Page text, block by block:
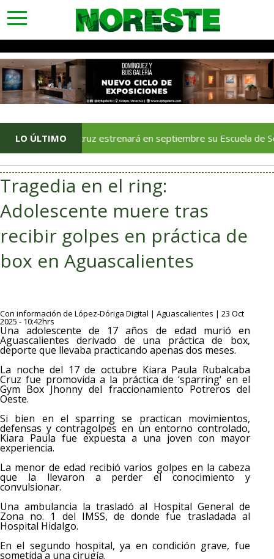
toggle
navigation
LO ÚLTIMO
Veracruz estrenará en septiembre su Escuela de Servicios
Tragedia en el ring:
Adolescente muere tras
recibir golpes en práctica de
box en Aguascalientes
Con información de López-Dóriga Digital | Aguascalientes | 23 Oct
2025 - 10:42hrs
Una adolescente de 17 años de edad murió en
Aguascalientes derivado de una práctica de box,
deporte que llevaba practicando apenas dos meses.
La noche del 17 de octubre Kiara Paula Rubalcaba
Cruz fue promovida a la práctica de ‘sparring‘ en el
Gym Box Jhonny del fraccionamiento Potreros del
Oeste.
Si bien en el sparring se practican movimientos,
defensas y contragolpes en un entorno controlado,
Kiara Paula fue expuesta a una joven con mayor
experiencia.
La menor de edad recibió varios golpes en la cabeza
que la llevaron a perder el conocimiento y
convulsionar.
Una ambulancia la trasladó al Hospital General de
Zona no. 1 del IMSS, de donde fue trasladada al
Hospital Hidalgo.
En el segundo hospital, ya en condición grave, fue
sometida a una cirugía.